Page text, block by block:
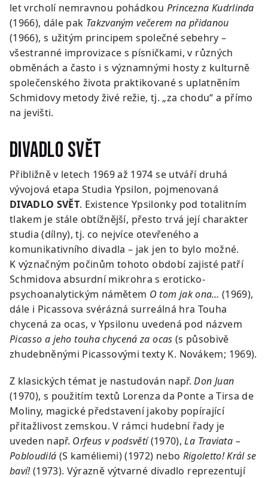
let vrcholí nemravnou pohádkou Princezna Kudrlinda
(1966), dále pak Takzvaným večerem na přidanou
(1966), s užitým principem společné sebehry –
všestranné improvizace s písničkami, v různých
obměnách a často i s významnými hosty z kulturně
společenského života praktikované s uplatněním
Schmidovy metody živé režie, tj. „za chodu“ a přímo
na jevišti.
Divadlo svět
Přibližně v letech 1969 až 1974 se utváří druhá
vývojová etapa Studia Ypsilon, pojmenovaná
DIVADLO SVĚT. Existence Ypsilonky pod totalitním
tlakem je stále obtížnější, přesto trvá její charakter
studia (dílny), tj. co nejvíce otevřeného a
komunikativního divadla – jak jen to bylo možné.
K význačným počinům tohoto období zajisté patří
Schmidova absurdní mikrohra s eroticko-
psychoanalytickým námětem O tom jak ona… (1969),
dále i Picassova svérázná surreálná hra Touha
chycená za ocas, v Ypsilonu uvedená pod názvem
Picasso a jeho touha chycená za ocas (s působivě
zhudebněnými Picassovými texty K. Novákem; 1969).
Z klasických témat je nastudován např.Don Juan
(1970), s použitím textů Lorenza da Ponte a Tirsa de
Moliny, magické představení jakoby popírající
přitažlivost zemskou. V rámci hudební řady je
uveden např. Orfeus v podsvětí(1970),La Traviata –
Pobloudilá (S kaméliemi) (1972) nebo Rigoletto! Král se
baví!(1973). Výrazně výtvarné divadlo reprezentují